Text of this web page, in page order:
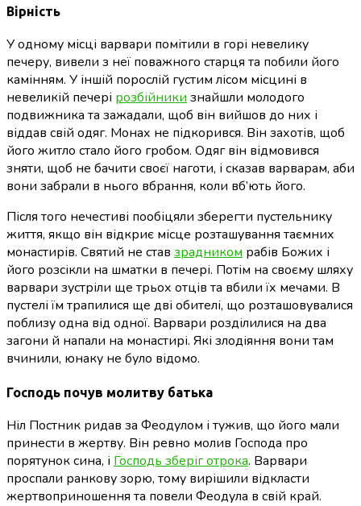
Вірність
У одному місці варвари помітили в горі невелику
печеру, вивели з неї поважного старця та побили його
камінням. У іншій порослій густим лісом місцині в
невеликій печері розбійники знайшли молодого
подвижника та зажадали, щоб він вийшов до них і
віддав свій одяг. Монах не підкорився. Він захотів, щоб
його житло стало його гробом. Одяг він відмовився
зняти, щоб не бачити своєї наготи, і сказав варварам, аби
вони забрали в нього вбрання, коли вб’ють його.
Після того нечестиві пообіцяли зберегти пустельнику
життя, якщо він відкриє місце розташування таємних
монастирів. Святий не став зрадником рабів Божих і
його розсікли на шматки в печері. Потім на своєму шляху
варвари зустріли ще трьох отців та вбили їх мечами. В
пустелі їм трапилися ще дві обителі, що розташовувалися
поблизу одна від одної. Варвари розділилися на два
загони й напали на монастирі. Які злодіяння вони там
вчинили, юнаку не було відомо.
Господь почув молитву батька
Ніл Постник ридав за Феодулом і тужив, що його мали
принести в жертву. Він ревно молив Господа про
порятунок сина, і Господь зберіг отрока. Варвари
проспали ранкову зорю, тому вирішили відкласти
жертвоприношення та повели Феодула в свій край.